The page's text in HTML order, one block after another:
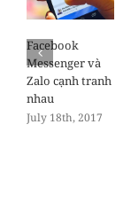
Facebook
Messenger và
Zalo cạnh tranh
nhau
July 18th, 2017